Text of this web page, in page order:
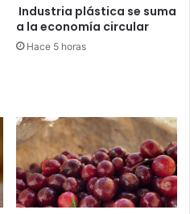
Industria plástica se suma
a la economía circular
Hace 5 horas